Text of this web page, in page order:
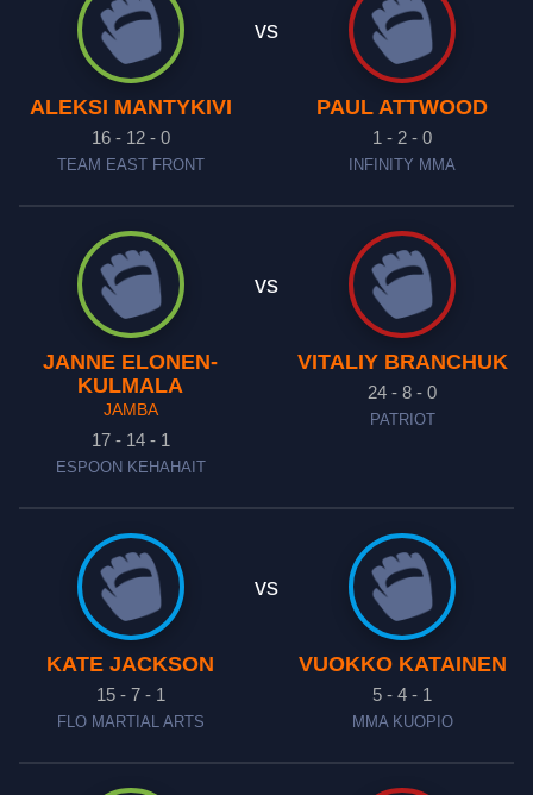
ALEKSI MANTYKIVI
16 - 12 - 0
TEAM EAST FRONT
vs
PAUL ATTWOOD
1 - 2 - 0
INFINITY MMA
JANNE ELONEN-
KULMALA
JAMBA
17 - 14 - 1
ESPOON KEHAHAIT
vs
VITALIY BRANCHUK
24 - 8 - 0
PATRIOT
KATE JACKSON
15 - 7 - 1
FLO MARTIAL ARTS
vs
VUOKKO KATAINEN
5 - 4 - 1
MMA KUOPIO